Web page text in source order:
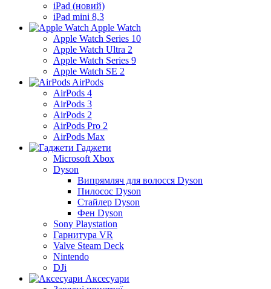
iPad (новий)
iPad mini 8,3
Apple Watch
Apple Watch Series 10
Apple Watch Ultra 2
Apple Watch Series 9
Apple Watch SE 2
AirPods
AirPods 4
AirPods 3
AirPods 2
AirPods Pro 2
AirPods Max
Гаджети
Microsoft Xbox
Dyson
Випрямляч для волосся Dyson
Пилосос Dyson
Стайлер Dyson
Фен Dyson
Sony Playstation
Гарнитура VR
Valve Steam Deck
Nintendo
DJi
Аксесуари